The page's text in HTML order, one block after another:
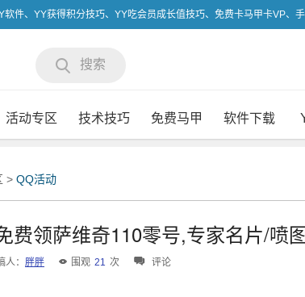
件、YY获得积分技巧、YY吃会员成长值技巧、免费卡马甲卡VP、
搜索
活动专区 技术技巧 免费马甲 软件下载
> QQ活动
费领萨维奇110零号,专家名片/喷
人： 胖胖 围观 21 次 评论